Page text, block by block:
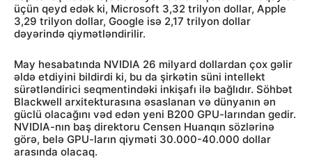
üçün qeyd edək ki, Microsoft 3,32 trilyon dollar, Apple
3,29 trilyon dollar, Google isə 2,17 trilyon dollar
dəyərində qiymətləndirilir.
May hesabatında NVIDIA 26 milyard dollardan çox gəlir
əldə etdiyini bildirdi ki, bu da şirkətin süni intellekt
sürətləndirici seqmentindəki inkişafı ilə bağlıdır. Söhbət
Blackwell arxitekturasına əsaslanan və dünyanın ən
güclü olacağını vəd edən yeni B200 GPU-larından gedir.
NVIDIA-nın baş direktoru Censen Huanqın sözlərinə
görə, belə GPU-ların qiyməti 30.000-40.000 dollar
arasında olacaq.